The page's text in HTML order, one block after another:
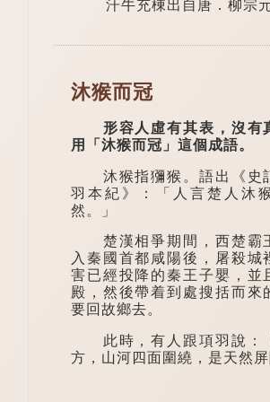
汗牛充棟出自唐．柳宗
沐猴而冠
形容人虛有其表，沒有
用「沐猴而冠」這個成語。
沐猴指獼猴。語出《史
羽本紀》：「人言楚人沐
然。」
楚漢相爭期間，西楚霸
入秦國首都咸陽後，屠殺城
害已經投降的秦王子嬰，並
殿，然後帶着到處搜括而來
要回故鄉去。
此時，有人跟項羽說：
方，山河四面圍繞，是天然